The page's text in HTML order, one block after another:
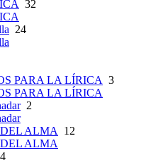
32
24
PARA LA LÍRICA 3
PARA LA LÍRICA
2
ALMA
12
ALMA